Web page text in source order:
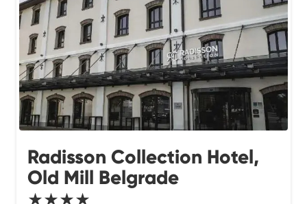
Radisson Collection Hotel,
Old Mill Belgrade
★★★★